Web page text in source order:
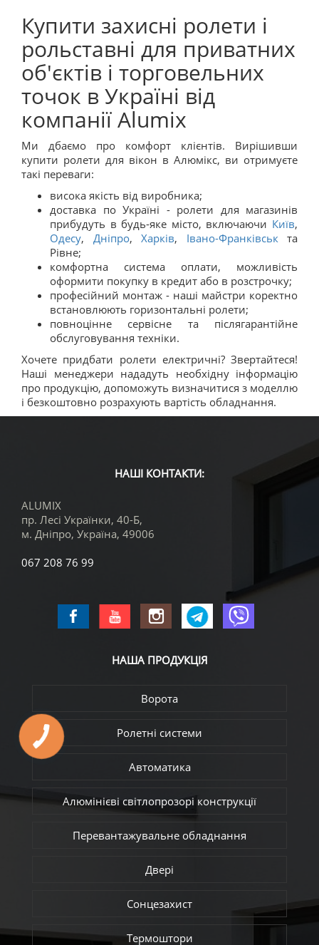
Купити захисні ролети і
рольставні для приватних
об'єктів і торговельних
точок в Україні від
компанії Alumix
Ми дбаємо про комфорт клієнтів. Вирішивши
купити ролети для вікон в Алюмікс, ви отримуєте
такі переваги:
висока якість від виробника;
доставка по Україні - ролети для магазинів
прибудуть в будь-яке місто, включаючи Київ,
Одесу, Дніпро, Харків, Івано-Франківськ та
Рівне;
комфортна система оплати, можливість
оформити покупку в кредит або в розстрочку;
професійний монтаж - наші майстри коректно
встановлюють горизонтальні ролети;
повноцінне сервісне та післягарантійне
обслуговування техніки.
Хочете придбати ролети електричні? Звертайтеся!
Наші менеджери нададуть необхідну інформацію
про продукцію, допоможуть визначитися з моделлю
і безкоштовно розрахують вартість обладнання.
НАШІ КОНТАКТИ:
ALUMIX
пр. Лесі Українки, 40-Б,
м. Дніпро, Україна, 49006
067 208 76 99
НАША ПРОДУКЦІЯ
Ворота
Ролетні системи
Автоматика
Алюмінієві світлопрозорі конструкції
Перевантажувальне обладнання
Двері
Сонцезахист
Термоштори